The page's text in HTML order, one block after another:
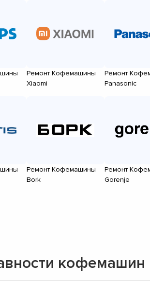
Ремонт Кофемашины
Xiaomi
Ремонт
Panasonic
Ремонт Кофемашины
Bork
Ремонт
Gorenje
кофемашин